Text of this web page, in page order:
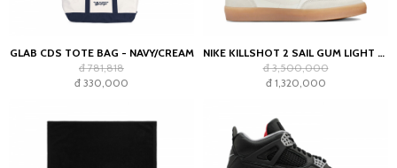
GLAB CDS TOTE BAG - NAVY/CREAM
đ 781,818
đ 330,000
NIKE KILLSHOT 2 SAIL GUM LIGHT OREWOOD BROWN (WOMEN'S)
đ 3,500,000
đ 1,320,000